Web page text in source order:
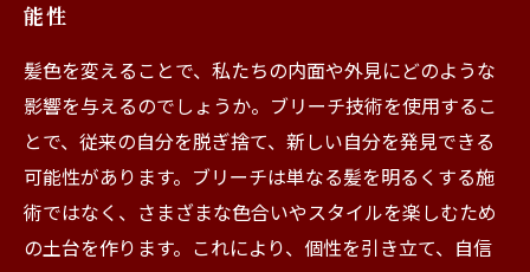
能性
髪色を変えることで、私たちの内面や外見にどのような
影響を与えるのでしょうか。ブリーチ技術を使用するこ
とで、従来の自分を脱ぎ捨て、新しい自分を発見できる
可能性があります。ブリーチは単なる髪を明るくする施
術ではなく、さまざまな色合いやスタイルを楽しむため
の土台を作ります。これにより、個性を引き立て、自信